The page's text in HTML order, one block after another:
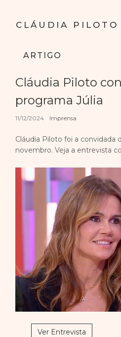
CLÁUDIA PILOTO
ARTIGO
Cláudia Piloto
programa Júlia
11/12/2024 Imprensa
Cláudia Piloto foi a convidada
novembro. Veja a entrevista
Ver Entrevista